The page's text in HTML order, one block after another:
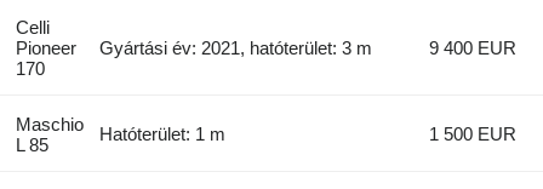
Celli
Pioneer
170
Gyártási év: 2021, hatóterület: 3 m 9 400 EUR
Maschio
L 85
Hatóterület: 1 m 1 500 EUR